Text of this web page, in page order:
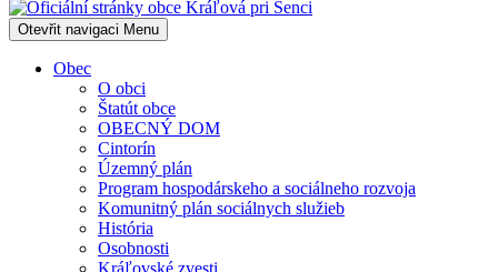
Otevřit navigaci Menu
Obec
O obci
Štatút obce
OBECNÝ DOM
Cintorín
Územný plán
Program hospodárskeho a sociálneho rozvoja
Komunitný plán sociálnych služieb
História
Osobnosti